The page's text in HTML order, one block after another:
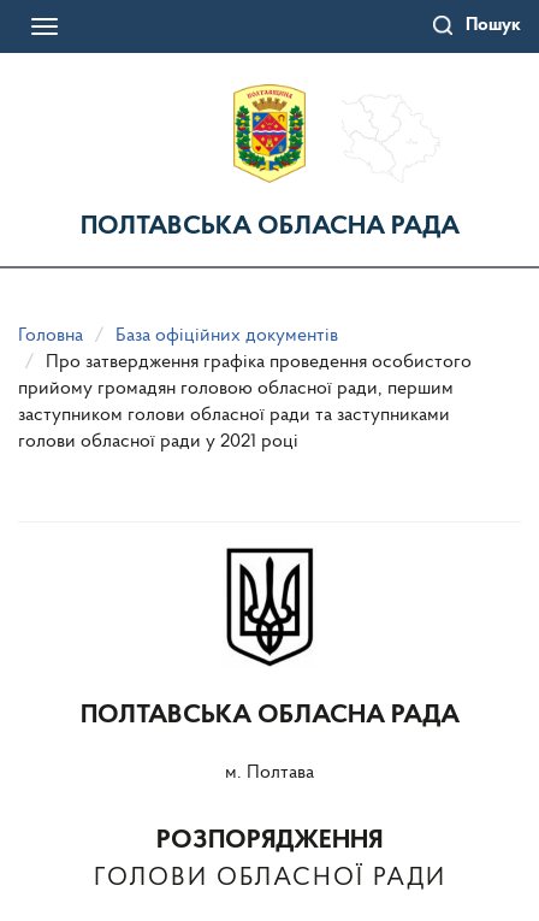
Пошук
Toggle
ПОЛТАВСЬКА ОБЛАСНА РАДА
Головна
База офіційних документів
Про затвердження графіка проведення особистого
прийому громадян головою обласної ради, першим
заступником голови обласної ради та заступниками
голови обласної ради у 2021 році
ПОЛТАВСЬКА ОБЛАСНА РАДА
м. Полтава
РОЗПОРЯДЖЕННЯ
ГОЛОВИ ОБЛАСНОЇ РАДИ